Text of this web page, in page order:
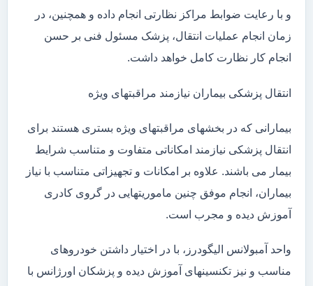
و با رعایت ضوابط مراکز نظارتی انجام داده و همچنین، در
زمان انجام عملیات انتقال، پزشک مسئول فنی بر حسن
انجام کار نظارت کامل خواهد داشت.
انتقال پزشکی بیماران نیازمند مراقبتهای ویژه
بیمارانی که در بخشهای مراقبتهای ویژه بستری هستند برای
انتقال پزشکی نیازمند امکاناتی متفاوت و متناسب شرایط
بیمار می باشند. علاوه بر امکانات و تجهیزاتی متناسب با نیاز
بیماران، انجام موفق چنین ماموریتهایی در گروی کادری
آموزش دیده و مجرب است.
واحد آمبولانس الیگودرز، با در اختیار داشتن خودروهای
مناسب و نیز تکنسینهای آموزش دیده و پزشکان اورژانس با